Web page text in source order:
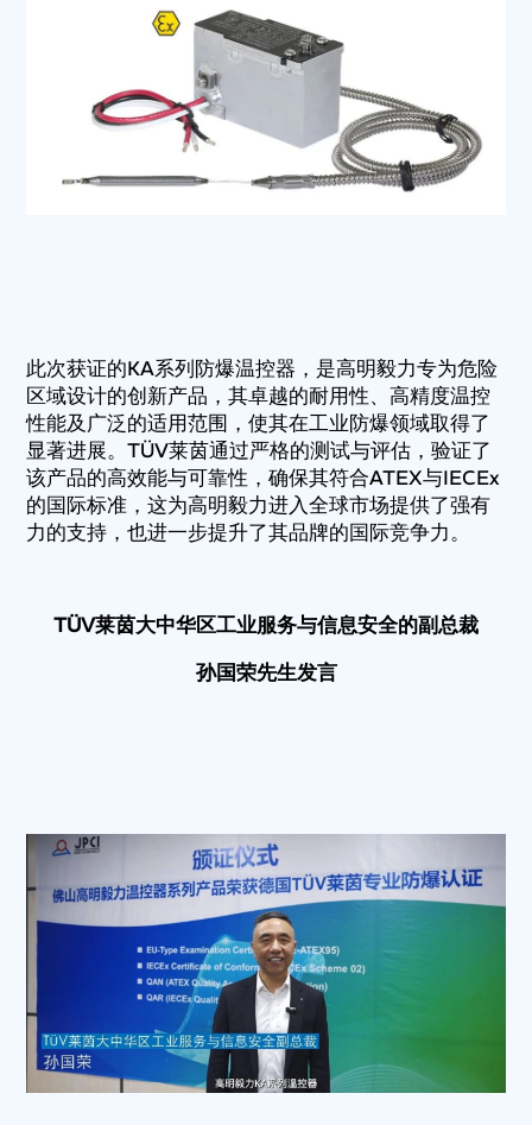
此次获证的KA系列防爆温控器，是高明毅力专为危险
区域设计的创新产品，其卓越的耐用性、高精度温控
性能及广泛的适用范围，使其在工业防爆领域取得了
显著进展。TÜV莱茵通过严格的测试与评估，验证了
该产品的高效能与可靠性，确保其符合ATEX与IECEx
的国际标准，这为高明毅力进入全球市场提供了强有
力的支持，也进一步提升了其品牌的国际竞争力。
TÜV莱茵大中华区工业服务与信息安全的副总裁
孙国荣先生发言